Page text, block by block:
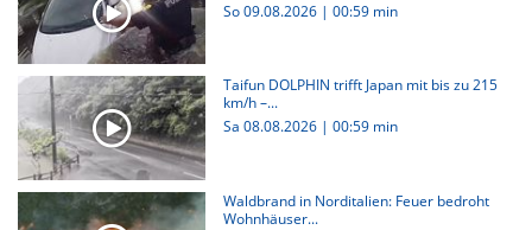
So 09.08.2026 | 00:59 min
Taifun DOLPHIN trifft Japan mit bis zu 215
km/h –...
Sa 08.08.2026 | 00:59 min
Waldbrand in Norditalien: Feuer bedroht
Wohnhäuser...